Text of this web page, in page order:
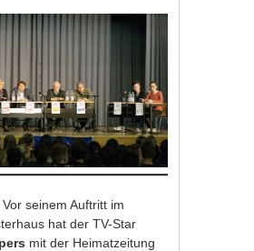
seinem Auftritt im
hat der TV-Star
mit der Heimatzeitung